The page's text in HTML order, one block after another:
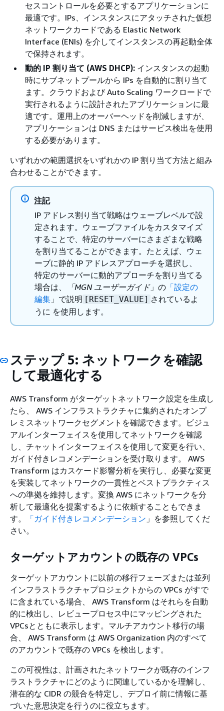
セスコントロールを必要とするアプリケーションに
最適です。IPs、インスタンスにアタッチされた仮想
ネットワークカードである Elastic Network
Interface (ENIs) を介してインスタンスの再起動全体
で保持されます。
動的 IP 割り当て (AWS DHCP): インスタンスの起動
時にサブネットプールから IPs を自動的に割り当て
ます。クラウドおよび Auto Scaling ワークロードで
実行されるように設計されたアプリケーションに最
適です。運用上のオーバーヘッドを削減しますが、
アプリケーションは DNS またはサービス検出を使用
する必要があります。
いずれかの範囲選択をいずれかの IP 割り当て方法と組み
合わせることができます。
注記
IP アドレス割り当て戦略はウェーブレベルで設
定されます。ウェーブファイルをカスタマイズ
することで、特定のサーバーにさまざまな戦略
を割り当てることができます。たとえば、ウェ
ーブに静的 IP アドレスアプローチを選択し、
特定のサーバーに動的アプローチを割り当てる
場合は、
「MGN ユーザーガイド」の 「設定の
編集 」で説明 [RESET_VALUE] されているよ
うに を使用します。
ステップ 5: ネットワークを確認
して最適化する
AWS Transform がターゲットネットワーク設定を生成し
たら、 AWS インフラストラクチャに集約されたオンプ
レミスネットワークセグメントを確認できます。ビジュ
アルインターフェイスを使用してネットワークを確認
し、チャットインターフェイスを使用して変更を行い、
ガイド付きレコメンデーションを受け取ります。 AWS
Transform はカスケード影響分析を実行し、必要な変更
を実装してネットワークの一貫性とベストプラクティス
への準拠を維持します。変換 AWS にネットワークを分
析して最適化を提案するように依頼することもできま
す。
「ガイド付きレコメンデーション 」を参照してくだ
さい。
ターゲットアカウントの既存の VPCs
ターゲットアカウントに以前の移行フェーズまたは並列
インフラストラクチャプロジェクトからの VPCs がすで
に含まれている場合、 AWS Transform はそれらを自動
的に検出し、レビュープロセス中にマッピングされた
VPCsとともに表示します。マルチアカウント移行の場
合、 AWS Transform は AWS Organization 内のすべて
のアカウントで既存の VPCs を検出します。
この可視性は、計画されたネットワークが既存のインフ
ラストラクチャにどのように関連しているかを理解し、
潜在的な CIDR の競合を特定し、デプロイ前に情報に基
づいた意思決定を行うのに役立ちます。